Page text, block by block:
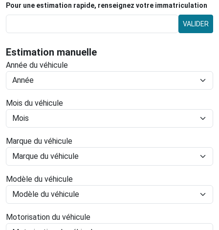
Pour une estimation rapide, renseignez votre immatriculation
VALIDER
Estimation manuelle
Année du véhicule
Mois du véhicule
Marque du véhicule
Modèle du véhicule
Motorisation du véhicule